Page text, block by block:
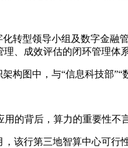
转型领导小组及数字金
、成效评估的闭环管理体系
构图中，与“信息科技部”“
的背后，算力的重要性
该行第三地智算中心可行